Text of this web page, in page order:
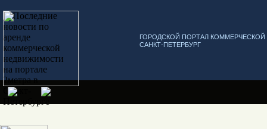
ГОРОДСКОЙ ПОРТАЛ
САНКТ-ПЕТЕРБУРГ